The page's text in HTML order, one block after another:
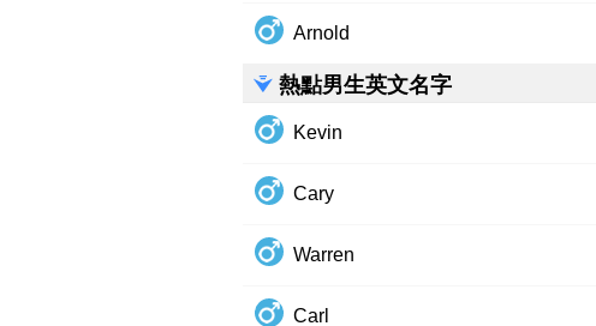
Arnold
熱點男生英文名字
Kevin
Cary
Warren
Carl